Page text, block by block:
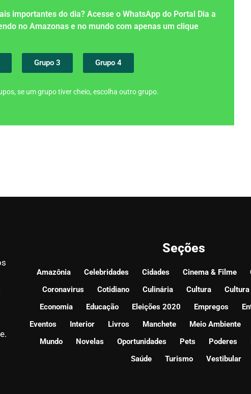
importantes do dia? Acesse o WhatsApp do Portal Dia a
no Amazonas e no mundo com apenas um clique
Grupo 3 Grupo 4
se um grupo tiver cheio, escolha outro grupo.
Seções
Amazônia Celebridades Cidades Cinema & Filme
Coronavirus
Cotidiano Culinária Cultura Cultura
Economia
Educação Eleições 2020 Empregos
Eventos
Interior Livros Manchete Meio Ambiente
Mundo
Novelas Oportunidades Pets Poderes
Saúde
Turismo Vestibular